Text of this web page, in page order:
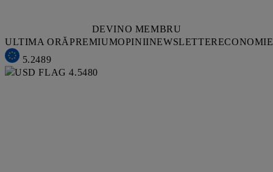
DEVINO MEMBRU
ULTIMA ORĂPREMIUMOPINIINEWSLETTERECONOMIE
5.2489
4.5480